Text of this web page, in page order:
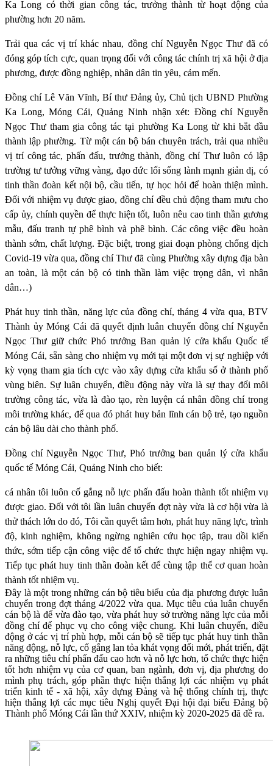
Ka Long có thời gian công tác, trưởng thành từ hoạt động của
phường hơn 20 năm.
Trải qua các vị trí khác nhau, đồng chí Nguyễn Ngọc Thư đã có
đóng góp tích cực, quan trọng đối với công tác chính trị xã hội ở địa
phương, được đồng nghiệp, nhân dân tin yêu, cảm mến.
Đồng chí Lê Văn Vĩnh, Bí thư Đảng ủy, Chủ tịch UBND Phường
Ka Long, Móng Cái, Quảng Ninh nhận xét: Đồng chí Nguyễn
Ngọc Thư tham gia công tác tại phường Ka Long từ khi bắt đầu
thành lập phường. Từ một cán bộ bán chuyên trách, trải qua nhiều
vị trí công tác, phấn đấu, trưởng thành, đồng chí Thư luôn có lập
trường tư tưởng vững vàng, đạo đức lối sống lành mạnh giản dị, có
tinh thần đoàn kết nội bộ, cầu tiến, tự học hỏi để hoàn thiện mình.
Đối với nhiệm vụ được giao, đồng chí đều chủ động tham mưu cho
cấp ủy, chính quyền để thực hiện tốt, luôn nêu cao tinh thần gương
mẫu, đấu tranh tự phê bình và phê bình. Các công việc đều hoàn
thành sớm, chất lượng. Đặc biệt, trong giai đoạn phòng chống dịch
Covid-19 vừa qua, đồng chí Thư đã cùng Phường xây dựng địa bàn
an toàn, là một cán bộ có tinh thần làm việc trọng dân, vì nhân
dân…)
Phát huy tinh thần, năng lực của đồng chí, tháng 4 vừa qua, BTV
Thành ủy Móng Cái đã quyết định luân chuyển đồng chí Nguyễn
Ngọc Thư giữ chức Phó trưởng Ban quản lý cửa khẩu Quốc tế
Móng Cái, sẵn sàng cho nhiệm vụ mới tại một đơn vị sự nghiệp với
kỳ vọng tham gia tích cực vào xây dựng cửa khẩu số ở thành phố
vùng biên. Sự luân chuyển, điều động này vừa là sự thay đổi môi
trường công tác, vừa là đào tạo, rèn luyện cá nhân đồng chí trong
môi trường khác, để qua đó phát huy bản lĩnh cán bộ trẻ, tạo nguồn
cán bộ lâu dài cho thành phố.
Đồng chí Nguyễn Ngọc Thư, Phó trưởng ban quản lý cửa khẩu
quốc tế Móng Cái, Quảng Ninh cho biết:
cá nhân tôi luôn cố gắng nỗ lực phấn đấu hoàn thành tốt nhiệm vụ
được giao. Đối với tôi lần luân chuyển đợt này vừa là cơ hội vừa là
thử thách lớn do đó, Tôi cần quyết tâm hơn, phát huy năng lực, trình
độ, kinh nghiệm, không ngừng nghiên cứu học tập, trau dồi kiến
thức, sớm tiếp cận công việc để tổ chức thực hiện ngay nhiệm vụ.
Tiếp tục phát huy tinh thần đoàn kết để cùng tập thể cơ quan hoàn
thành tốt nhiệm vụ.
Đây là một trong những cán bộ tiêu biểu của địa phương được luân
chuyển trong đợt tháng 4/2022 vừa qua. Mục tiêu của luân chuyển
cán bộ là để vừa đào tạo, vừa phát huy sở trường năng lực của mỗi
đồng chí để phục vụ cho công việc chung. Khi luân chuyển, điều
động ở các vị trí phù hợp, mỗi cán bộ sẽ tiếp tục phát huy tinh thần
năng động, nỗ lực, cố gắng lan tỏa khát vọng đổi mới, phát triển, đặt
ra những tiêu chí phấn đấu cao hơn và nỗ lực hơn, tổ chức thực hiện
tốt hơn nhiệm vụ của cơ quan, ban ngành, đơn vị, địa phương do
mình phụ trách, góp phần thực hiện thắng lợi các nhiệm vụ phát
triển kinh tế - xã hội, xây dựng Đảng và hệ thống chính trị, thực
hiện thắng lợi các mục tiêu Nghị quyết Đại hội đại biểu Đảng bộ
Thành phố Móng Cái lần thứ XXIV, nhiệm kỳ 2020-2025 đã đề ra.